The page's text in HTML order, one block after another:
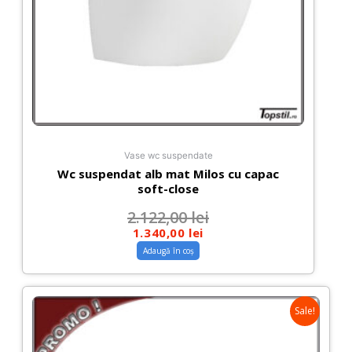
Vase wc suspendate
Wc suspendat alb mat Milos cu capac
soft-close
2.122,00lei
1.340,00 lei
Adaugă în coș
Sale!